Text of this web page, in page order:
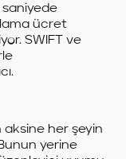
saniyede
ücret
SWIFT ve
her şeyin
yerine